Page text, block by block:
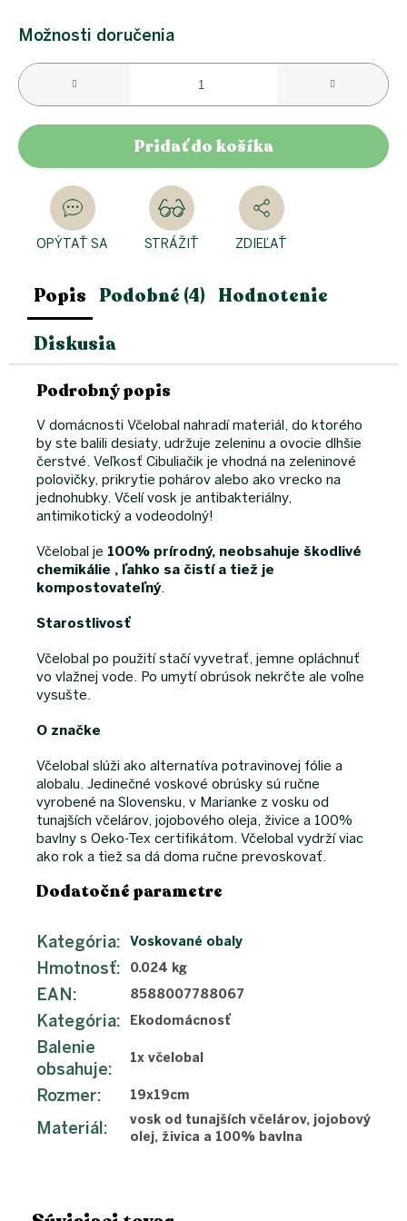
cena:
Možnosti doručenia
Pridať do košíka
OPÝTAŤ SA STRÁŽIŤ ZDIEĽAŤ
Popis Podobné (4) Hodnotenie
Diskusia
Podrobný popis
V domácnosti Včelobal nahradí materiál, do ktorého
by ste balili desiaty, udržuje zeleninu a ovocie dlhšie
čerstvé. Veľkosť Cibuliačik je vhodná na zeleninové
polovičky, prikrytie pohárov alebo ako vrecko na
jednohubky. Včelí vosk je antibakteriálny,
antimikotický a vodeodolný!
Včelobal je 100% prírodný, neobsahuje škodlivé
chemikálie , ľahko sa čistí a tiež je
kompostovateľný.
Starostlivosť
Včelobal po použití stačí vyvetrať, jemne opláchnuť
vo vlažnej vode. Po umytí obrúsok nekrčte ale voľne
vysušte.
O značke
Včelobal slúži ako alternatíva potravinovej fólie a
alobalu. Jedinečné voskové obrúsky sú ručne
vyrobené na Slovensku, v Marianke z vosku od
tunajších včelárov, jojobového oleja, živice a 100%
bavlny s Oeko-Tex certifikátom. Včelobal vydrží viac
ako rok a tiež sa dá doma ručne prevoskovať.
Dodatočné parametre
Kategória: Voskované obaly
Hmotnosť: 0.024 kg
EAN: 8588007788067
Kategória: Ekodomácnosť
Balenie
obsahuje:
1x včelobal
Rozmer: 19x19cm
Materiál:
vosk od tunajších včelárov, jojobový
olej, živica a 100% bavlna